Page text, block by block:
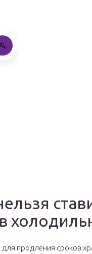
продления сроков